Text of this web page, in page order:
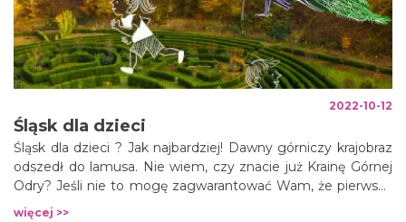
2022-10-12
Śląsk dla dzieci
Śląsk dla dzieci ? Jak najbardziej! Dawny górniczy krajobraz
odszedł do lamusa. Nie wiem, czy znacie już Krainę Górnej
Odry? Jeśli nie to mogę zagwarantować Wam, że pierwsza
wizyta tutaj, nie będzie ostatnią.
więcej >>